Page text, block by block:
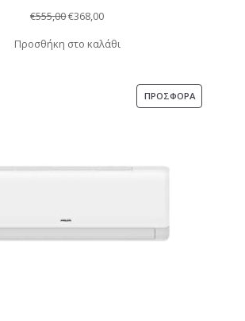
€555,00Original
was:
€368,00Η
τιμή
€368,00.
Προσθήκη στο καλάθι
ΠΡΟΣΦΟΡΆΠΡΟΪΌΝ